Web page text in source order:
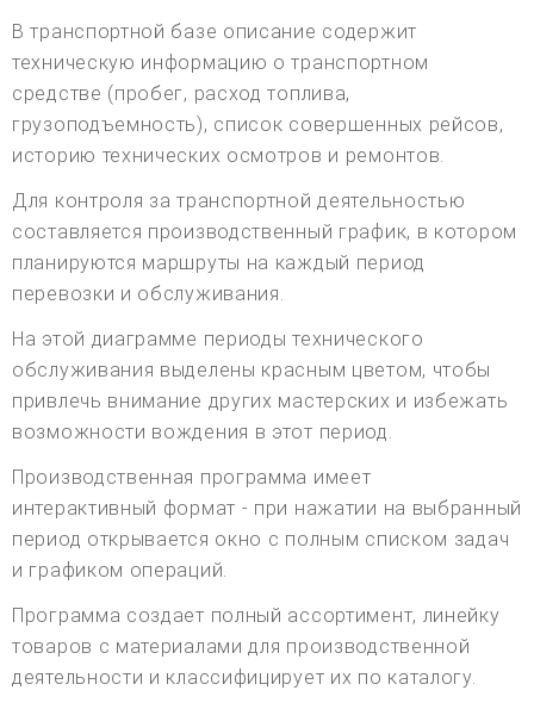
В транспортной базе описание содержит
техническую информацию о транспортном
средстве (пробег, расход топлива,
грузоподъемность), список совершенных рейсов,
историю технических осмотров и ремонтов.
Для контроля за транспортной деятельностью
составляется производственный график, в котором
планируются маршруты на каждый период
перевозки и обслуживания.
На этой диаграмме периоды технического
обслуживания выделены красным цветом, чтобы
привлечь внимание других мастерских и избежать
возможности вождения в этот период.
Производственная программа имеет
интерактивный формат - при нажатии на выбранный
период открывается окно с полным списком задач
и графиком операций.
Программа создает полный ассортимент, линейку
товаров с материалами для производственной
деятельности и классифицирует их по каталогу.